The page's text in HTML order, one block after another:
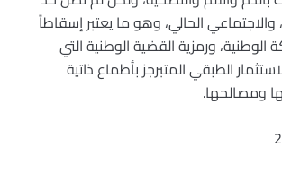
والاجتماعي الحالي، وهو ما يعتبر إسقاطاً
الوطنية، ورمزية القضية الوطنية التي
الطبقي المتبرجز بأطماع ذاتية
ومصالحها.